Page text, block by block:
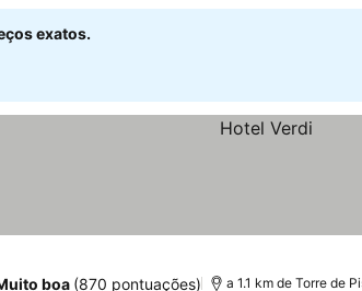
exatos.
boa (870 pontuações) a 1.1 km de Torre de